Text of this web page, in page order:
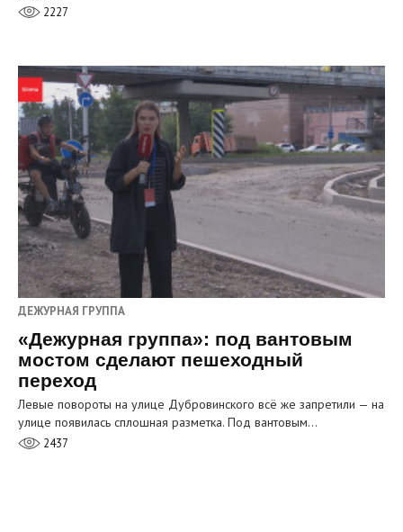
2227
ДЕЖУРНАЯ ГРУППА
«Дежурная группа»: под вантовым
мостом сделают пешеходный
переход
Левые повороты на улице Дубровинского всё же запретили — на
улице появилась сплошная разметка. Под вантовым…
2437